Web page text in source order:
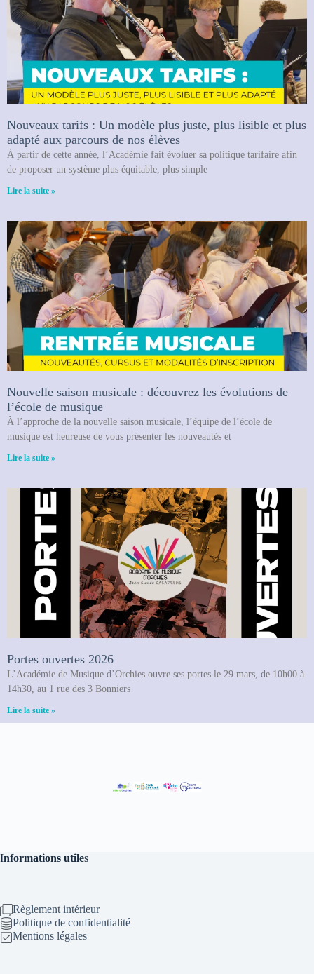
Nouveaux tarifs : Un modèle plus juste, plus lisible et plus
adapté aux parcours de nos élèves
À partir de cette année, l’Académie fait évoluer sa politique tarifaire afin
de proposer un système plus équitable, plus simple
Lire la suite »
Nouvelle saison musicale : découvrez les évolutions de
l’école de musique
À l’approche de la nouvelle saison musicale, l’équipe de l’école de
musique est heureuse de vous présenter les nouveautés et
Lire la suite »
Portes ouvertes 2026
L’Académie de Musique d’Orchies ouvre ses portes le 29 mars, de 10h00 à
14h30, au 1 rue des 3 Bonniers
Lire la suite »
Informations utiles
Règlement intérieur
Politique de confidentialité
Mentions légales